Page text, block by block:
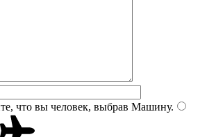
что вы человек, выбрав Машину.